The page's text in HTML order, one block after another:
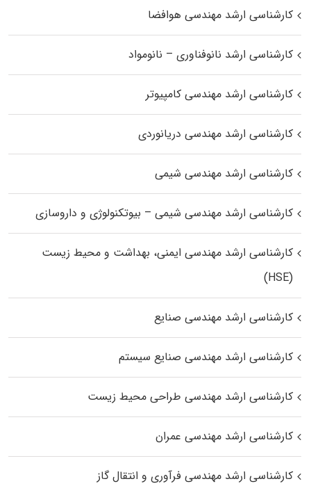
کارشناسی ارشد مهندسی هوافضا
کارشناسی ارشد نانوفناوری – نانومواد
کارشناسی ارشد مهندسی کامپیوتر
کارشناسی ارشد مهندسی دریانوردی
کارشناسی ارشد مهندسی شیمی
کارشناسی ارشد مهندسی شیمی – بیوتکنولوژی و داروسازی
کارشناسی ارشد مهندسی ایمنی، بهداشت و محیط زیست
(HSE)
کارشناسی ارشد مهندسی صنایع
کارشناسی ارشد مهندسی صنایع سیستم
کارشناسی ارشد مهندسی طراحی محیط زیست
کارشناسی ارشد مهندسی عمران
کارشناسی ارشد مهندسی فرآوری و انتقال گاز